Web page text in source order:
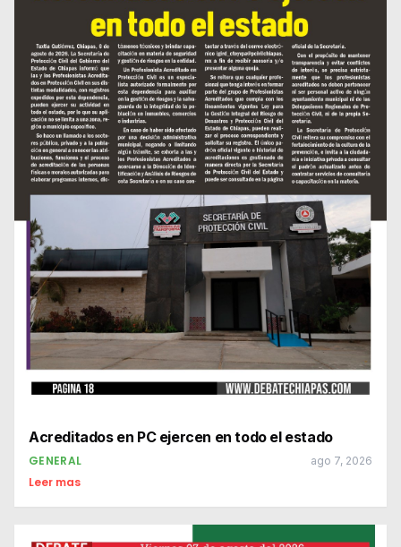
Acreditados en PC ejercen en todo el estado
GENERAL ago 7, 2026
Leer mas